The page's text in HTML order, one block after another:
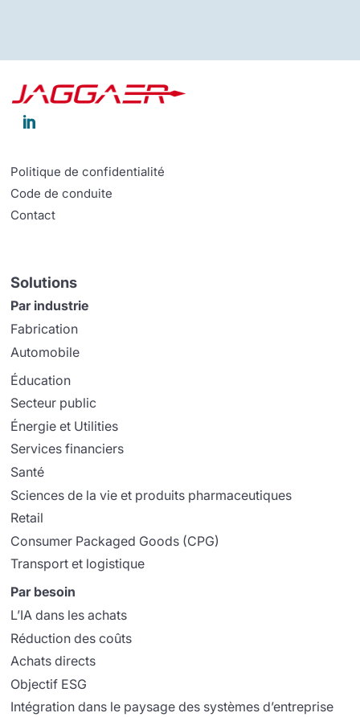

Politique de confidentialité
Code de conduite
Contact
Solutions
Par industrie
Fabrication
Automobile
Éducation
Secteur public
Énergie et Utilities
Services financiers
Santé
Sciences de la vie et produits pharmaceutiques
Retail
Consumer Packaged Goods (CPG)
Transport et logistique
Par besoin
L’IA dans les achats
Réduction des coûts
Achats directs
Objectif ESG
Intégration dans le paysage des systèmes d’entreprise